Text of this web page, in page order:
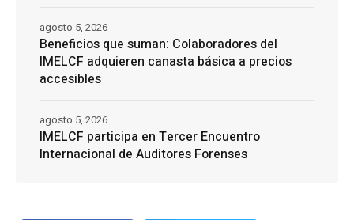
Beneficios que suman: Colaboradores del
IMELCF adquieren canasta básica a precios
accesibles
agosto 5, 2026
IMELCF participa en Tercer Encuentro
Internacional de Auditores Forenses
agosto 5, 2026